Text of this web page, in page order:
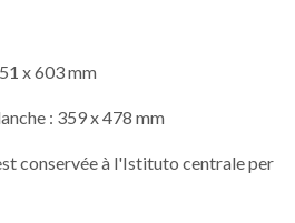
x 603 mm
: 359 x 478 mm
conservée à l'Istituto centrale per